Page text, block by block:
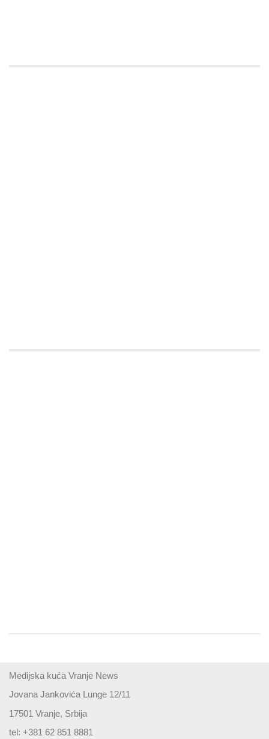
Medijska kuća Vranje News
Jovana Jankovića Lunge 12/11
17501 Vranje, Srbija
tel: +381 62 851 8881